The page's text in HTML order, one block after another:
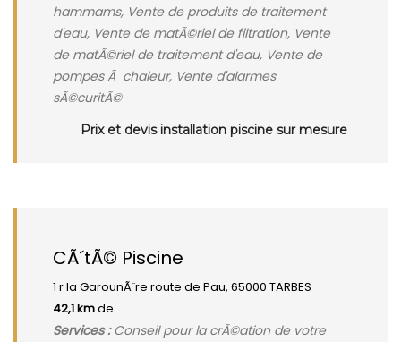
hammams, Vente de produits de traitement
d'eau, Vente de matÃ©riel de filtration, Vente
de matÃ©riel de traitement d'eau, Vente de
pompes Ã chaleur, Vente d'alarmes
sÃ©curitÃ©
Prix et devis installation piscine sur mesure
CÃ´tÃ© Piscine
1 r la GarounÃ¨re route de Pau, 65000 TARBES
42,1 kmde
Services :Conseil pour la crÃ©ation de votre